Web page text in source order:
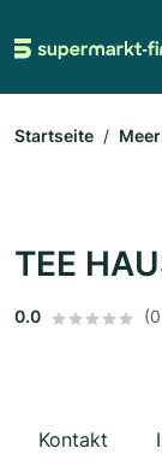
Startseite
TEE
0.0
Kontakt